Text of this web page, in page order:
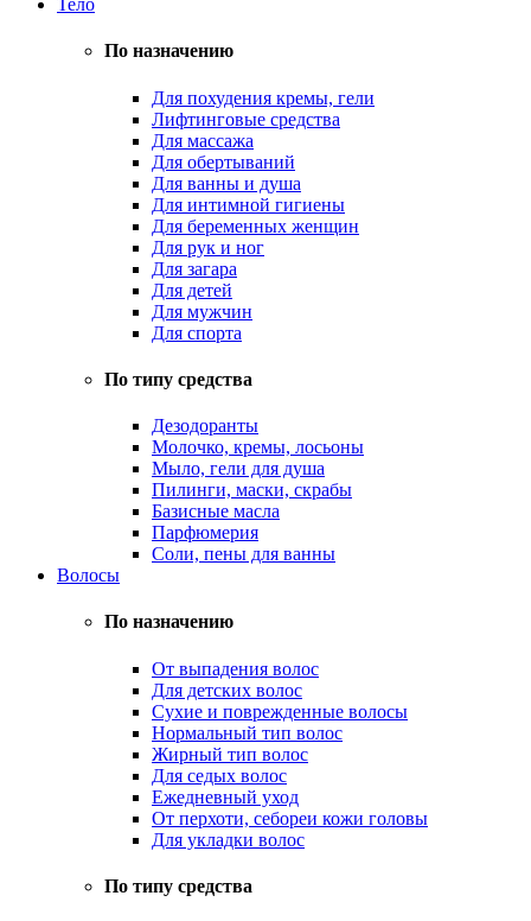
Тело
По назначению
Для похудения кремы, гели
Лифтинговые средства
Для массажа
Для обертываний
Для ванны и душа
Для интимной гигиены
Для беременных женщин
Для рук и ног
Для загара
Для детей
Для мужчин
Для спорта
По типу средства
Дезодоранты
Молочко, кремы, лосьоны
Мыло, гели для душа
Пилинги, маски, скрабы
Базисные масла
Парфюмерия
Соли, пены для ванны
Волосы
По назначению
От выпадения волос
Для детских волос
Сухие и поврежденные волосы
Нормальный тип волос
Жирный тип волос
Для седых волос
Ежедневный уход
От перхоти, себореи кожи головы
Для укладки волос
По типу средства